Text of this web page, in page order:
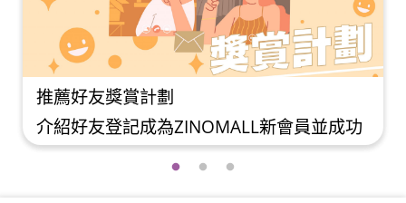
新會員並成功
Dollar現金回
於ZINOMALL購物即可
員每次購物折實後每滿
$5 Mall Dollar回贈。